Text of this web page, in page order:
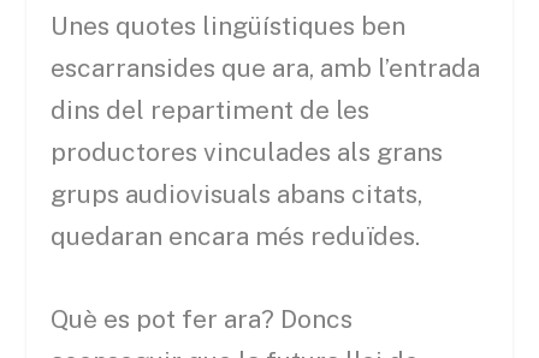
Unes quotes lingüístiques ben
escarransides que ara, amb l’entrada
dins del repartiment de les
productores vinculades als grans
grups audiovisuals abans citats,
quedaran encara més reduïdes.
Què es pot fer ara? Doncs